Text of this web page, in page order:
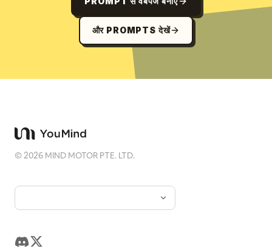
और PROMPTS देखें
©2026 MIND MOTOR PTE. LTD.